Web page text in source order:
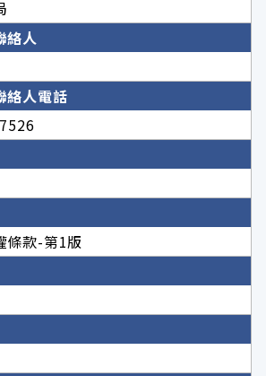
絡人
絡人電話
條款-第1版